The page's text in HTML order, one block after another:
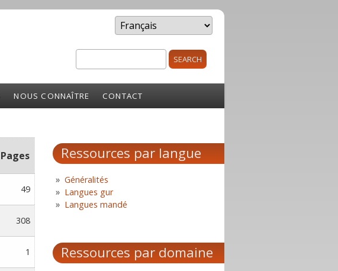
Search form
NOUS CONNAÎTRE CONTACT
Pages
49
308
1
Ressources par langue
Généralités
Langues gur
Langues mandé
Ressources par domaine